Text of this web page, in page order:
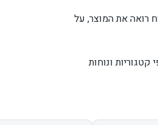
רואה את המוצר, על
ונוחות